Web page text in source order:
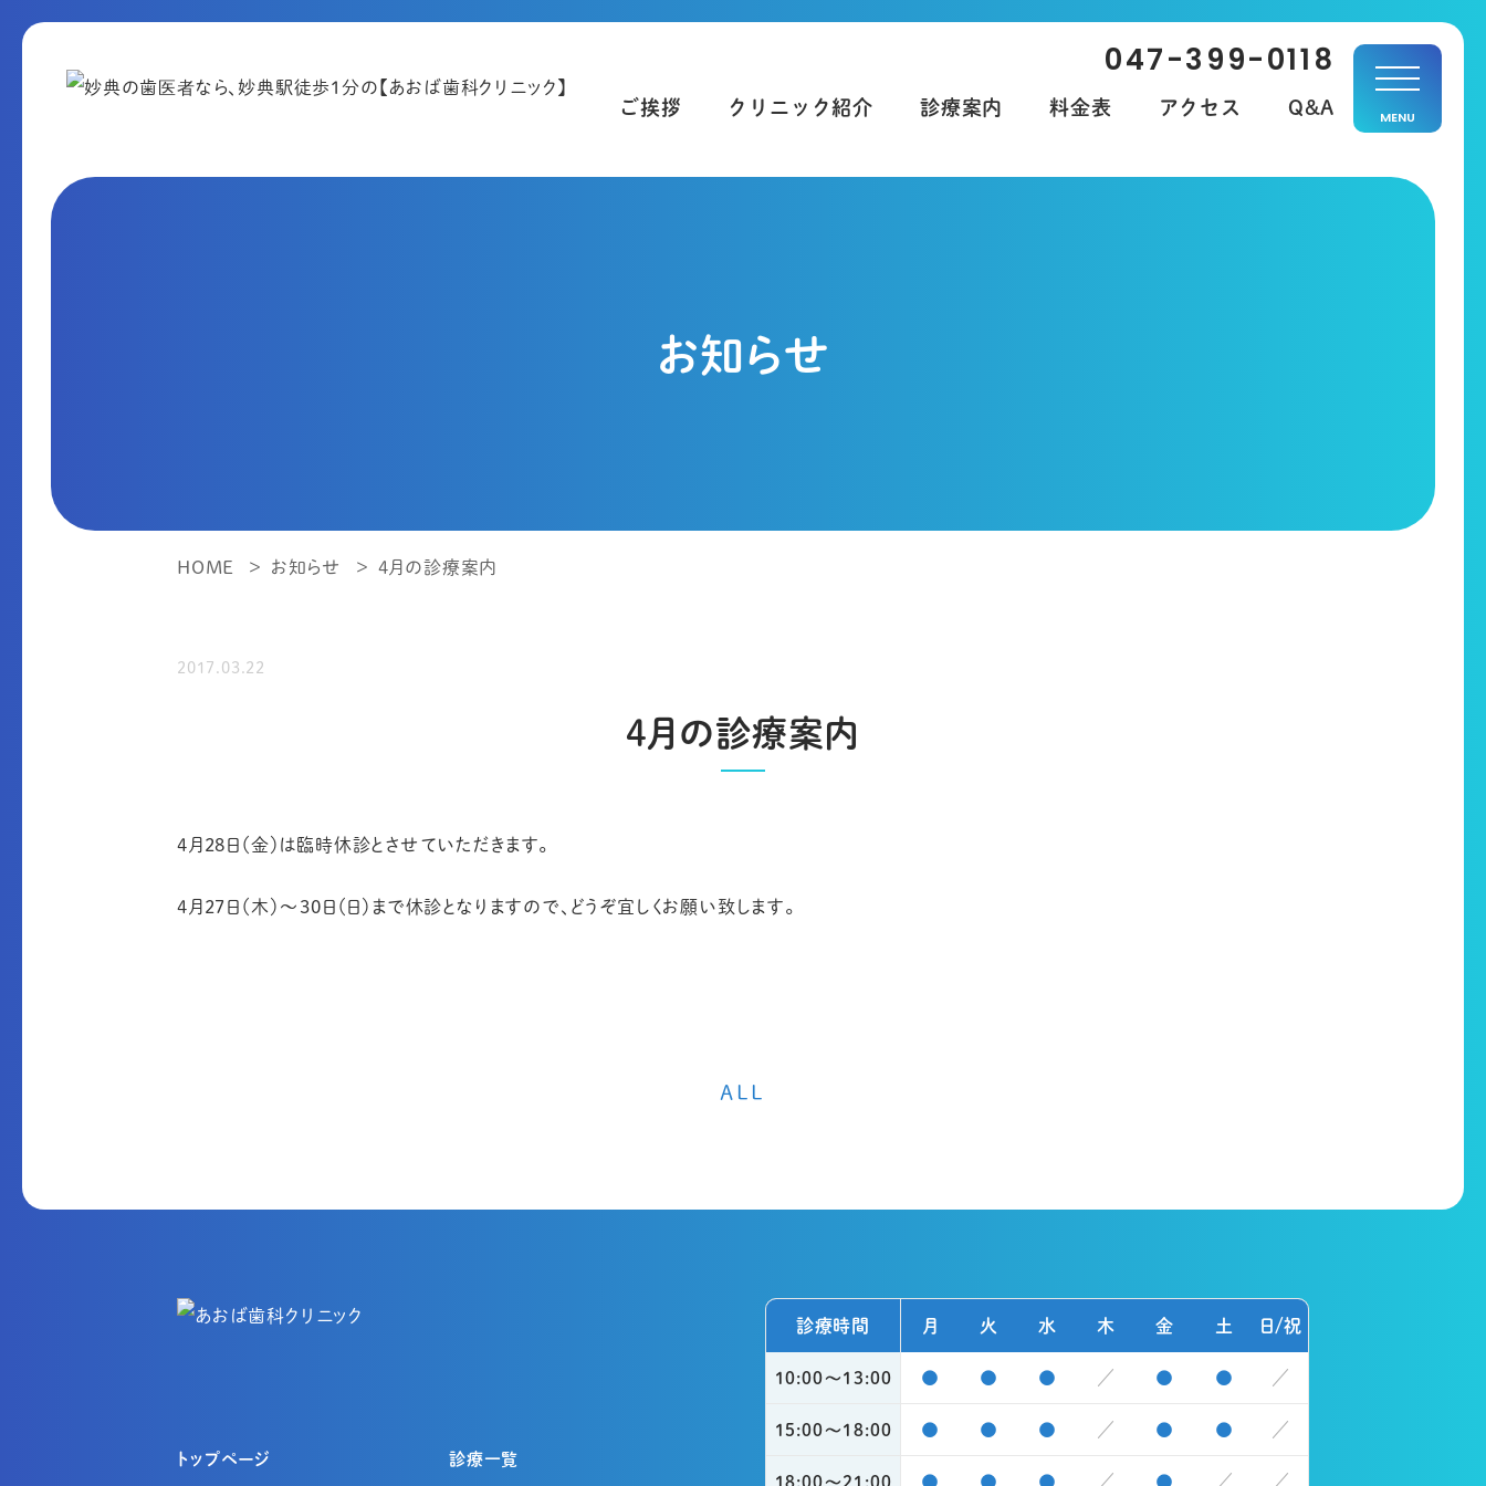
047-399-0118
ご挨拶 クリニック紹介 診療案内 料金表 アクセス Q&A MENU
お知らせ
HOME お知らせ 4月の診療案内
2017.03.22
4月の診療案内
4月28日（金）は臨時休診とさせていただきます。
4月27日（木）～30日（日）まで休診となりますので、どうぞ宜しくお願い致します。
ALL
トップページ 診療一覧
診療時間 月 火 水 木 金 土 日/祝
10:00〜13:00 ● ● ● ／ ● ● ／
15:00〜18:00 ● ● ● ／ ● ● ／
18:00〜21:00